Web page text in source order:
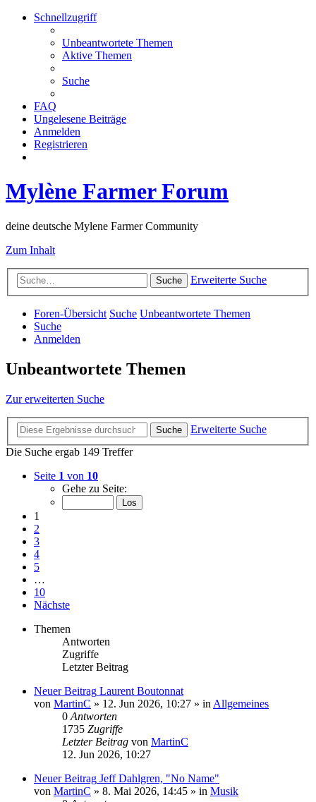
Schnellzugriff
Unbeantwortete Themen
Aktive Themen
Suche
FAQ
Ungelesene Beiträge
Anmelden
Registrieren
Mylène Farmer Forum
deine deutsche Mylene Farmer Community
Zum Inhalt
Suche Erweiterte Suche
Foren-Übersicht Suche Unbeantwortete Themen
Suche
Anmelden
Unbeantwortete Themen
Zur erweiterten Suche
Suche
Erweiterte Suche
Die Suche ergab 149 Treffer
Seite 1 von 10
Gehe zu Seite:
1
2
3
4
5
…
10
Nächste
Themen
Antworten
Zugriffe
Letzter Beitrag
Neuer Beitrag Laurent Boutonnat
von MartinC » 12. Jun 2026, 10:27 » in Allgemeines
0 Antworten
1735 Zugriffe
Letzter Beitrag von MartinC
12. Jun 2026, 10:27
Neuer Beitrag Jeff Dahlgren, "No Name"
von MartinC » 8. Mai 2026, 14:45 » in Musik